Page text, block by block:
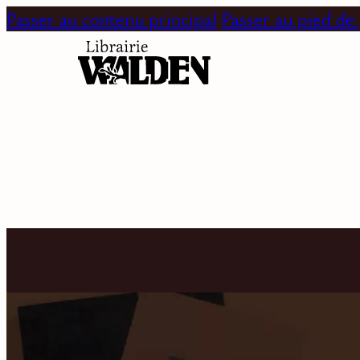
Passer au contenu principal Passer au pied de